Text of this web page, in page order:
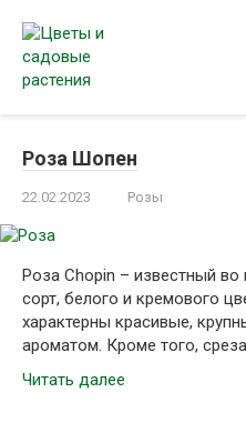
контенту
Роза Шопен
22.02.2023 Розы
Роза Chopin – известный
сорт, белого и кремового
характерны красивые,
ароматом. Кроме того,
Читать далее